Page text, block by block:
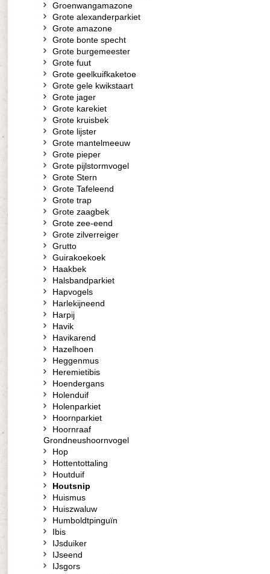
Groenwangamazone
Grote alexanderparkiet
Grote amazone
Grote bonte specht
Grote burgemeester
Grote fuut
Grote geelkuifkaketoe
Grote gele kwikstaart
Grote jager
Grote karekiet
Grote kruisbek
Grote lijster
Grote mantelmeeuw
Grote pieper
Grote pijlstormvogel
Grote Stern
Grote Tafeleend
Grote trap
Grote zaagbek
Grote zee-eend
Grote zilverreiger
Grutto
Guirakoekoek
Haakbek
Halsbandparkiet
Hapvogels
Harlekijneend
Harpij
Havik
Havikarend
Hazelhoen
Heggenmus
Heremietibis
Hoendergans
Holenduif
Holenparkiet
Hoornparkiet
Hoornraaf
Grondneushoornvogel
Hop
Hottentottaling
Houtduif
Houtsnip
Huismus
Huiszwaluw
Humboldtpinguïn
Ibis
IJsduiker
IJseend
IJsgors